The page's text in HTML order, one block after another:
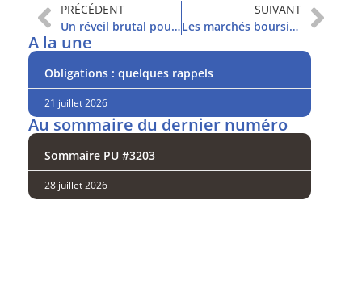
PRÉCÉDENT
Un réveil brutal pour les investisseurs
SUIVANT
Les marchés boursiers ont paniqué
A la une
Obligations : quelques rappels
21 juillet 2026
Au sommaire du dernier numéro
Sommaire PU #3203
28 juillet 2026